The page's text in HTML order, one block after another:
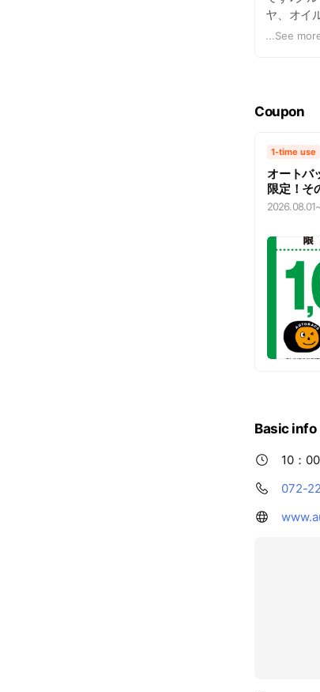
ヤ、オイ
ンテナ
...See
Coupon
1-time use
オートバ
限定！そ
2026.08.01
Basic info
10：
072-